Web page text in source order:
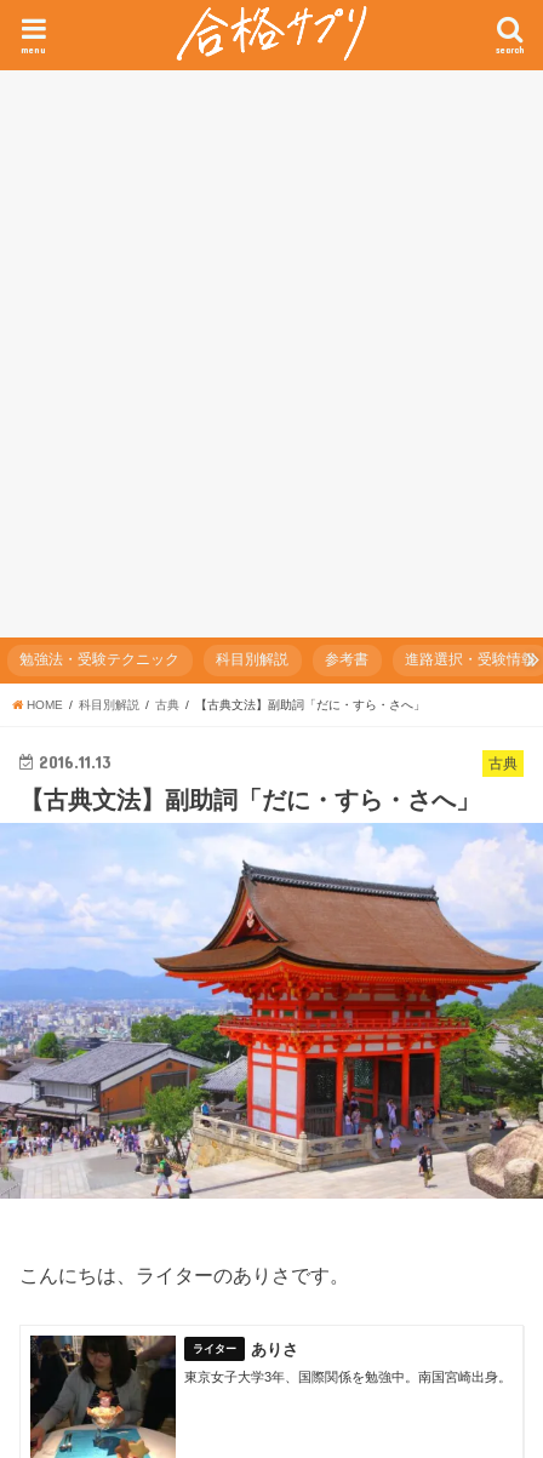
search
menu
勉強法・受験テクニック 科目別解説 参考書 進路選択・受験情報
HOME 科目別解説 古典 【古典文法】副助詞「だに・すら・さへ」
古典
2016.11.13
【古典文法】副助詞「だに・すら・さへ」
こんにちは、ライターのありさです。
ありさ
東京女子大学3年、国際関係を勉強中。南国宮崎出身。